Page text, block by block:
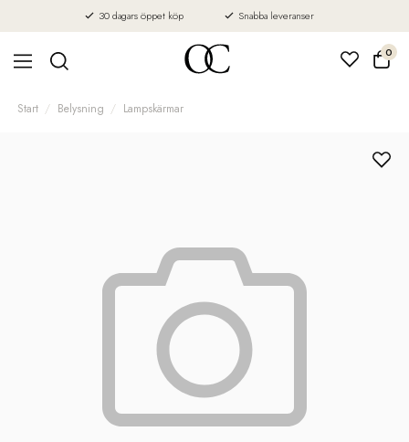
30 dagars öppet köp Snabba leveranser
0
Start Belysning Lampskärmar